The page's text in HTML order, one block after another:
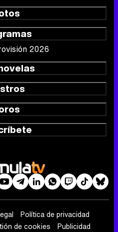
2026
Política de privacidad
de cookies
Publicidad